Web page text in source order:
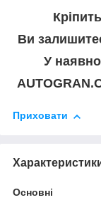
Ви
У
Приховати
Основні